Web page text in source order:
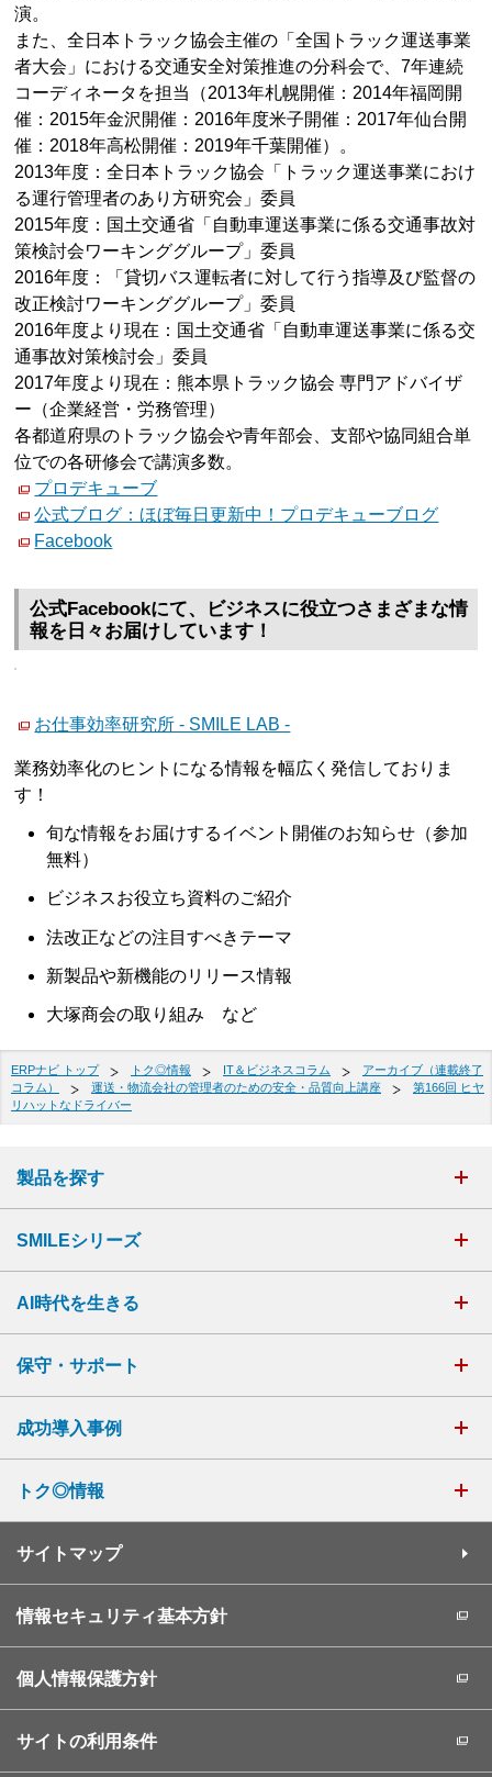
演。
また、全日本トラック協会主催の「全国トラック運送事業
者大会」における交通安全対策推進の分科会で、7年連続
コーディネータを担当（2013年札幌開催：2014年福岡開
催：2015年金沢開催：2016年度米子開催：2017年仙台開
催：2018年高松開催：2019年千葉開催）。
2013年度：全日本トラック協会「トラック運送事業におけ
る運行管理者のあり方研究会」委員
2015年度：国土交通省「自動車運送事業に係る交通事故対
策検討会ワーキンググループ」委員
2016年度：「貸切バス運転者に対して行う指導及び監督の
改正検討ワーキンググループ」委員
2016年度より現在：国土交通省「自動車運送事業に係る交
通事故対策検討会」委員
2017年度より現在：熊本県トラック協会 専門アドバイザ
ー（企業経営・労務管理）
各都道府県のトラック協会や青年部会、支部や協同組合単
位での各研修会で講演多数。
プロデキューブ
公式ブログ：ほぼ毎日更新中！プロデキューブログ
Facebook
公式Facebookにて、ビジネスに役立つさまざまな情
報を日々お届けしています！
お仕事効率研究所 - SMILE LAB -
業務効率化のヒントになる情報を幅広く発信しておりま
す！
旬な情報をお届けするイベント開催のお知らせ（参加
無料）
ビジネスお役立ち資料のご紹介
法改正などの注目すべきテーマ
新製品や新機能のリリース情報
大塚商会の取り組み など
ERPナビ トップ トク◎情報 IT＆ビジネスコラム
アーカイブ（連載終了
コラム）
運送・物流会社の管理者のための安全・品質向上講座
第166回 ヒヤ
リハットなドライバー
製品を探す
SMILEシリーズ
AI時代を生きる
保守・サポート
成功導入事例
トク◎情報
サイトマップ
情報セキュリティ基本方針
個人情報保護方針
サイトの利用条件